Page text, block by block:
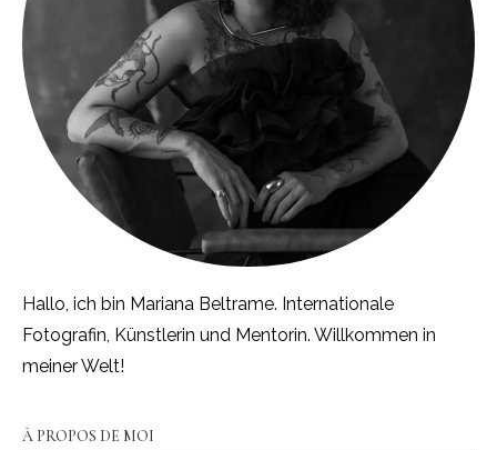
Hallo, ich bin Mariana Beltrame. Internationale
Fotografin, Künstlerin und Mentorin. Willkommen in
meiner Welt!
À PROPOS DE MOI